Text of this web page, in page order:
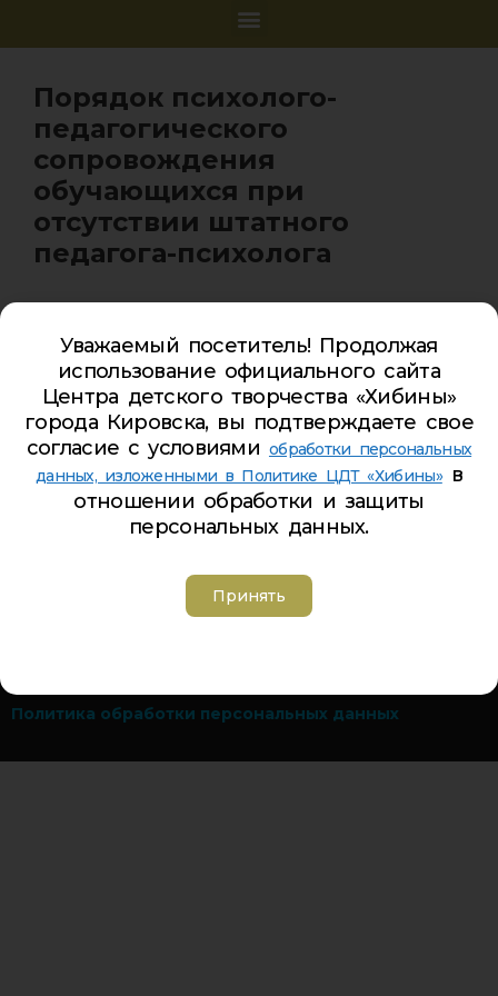
Порядок психолого-
педагогического
сопровождения
обучающихся при
отсутствии штатного
педагога-психолога
Карта сайта
Обратная связь
Гостевая книга
Турбаза ЦДТ «ХИБИНЫ»
Телефон Ленина 5:5-44-85
Телефон Дзержинского 9а:5-94-00
Телефон Советская 8:5-26-84
Политика обработки персональных данных
Уважаемый посетитель! Продолжая
использование официального сайта
Центра детского творчества «Хибины»
города Кировска, вы подтверждаете свое
согласие с условиями обработки персональных
данных, изложенными в Политике ЦДТ «Хибины»в
отношении обработки и защиты
персональных данных.
Принять